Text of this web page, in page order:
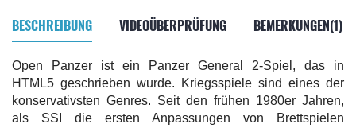
BESCHREIBUNG VIDEOÜBERPRÜFUNG BEMERKUNGEN(1)
Open Panzer ist ein Panzer General 2-Spiel, das in
HTML5 geschrieben wurde. Kriegsspiele sind eines der
konservativsten Genres. Seit den frühen 1980er Jahren,
als SSI die ersten Anpassungen von Brettspielen